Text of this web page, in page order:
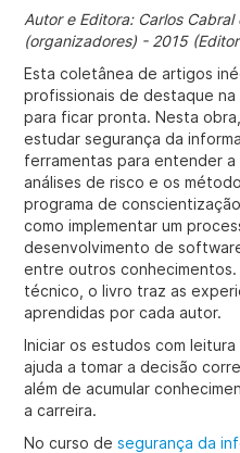
Autor e Editora: Carlos Cabral
(organizadores) - 2015
Esta coletânea de artigos
profissionais de destaque
para ficar pronta. Nesta
estudar segurança da
ferramentas para entender
análises de risco e os
programa de
como implementar um
desenvolvimento de
entre outros
técnico, o livro traz as
aprendidas por cada autor.
Iniciar os estudos com
ajuda a tomar a decisão
além de acumular
a carreira.
No curso desegurança da